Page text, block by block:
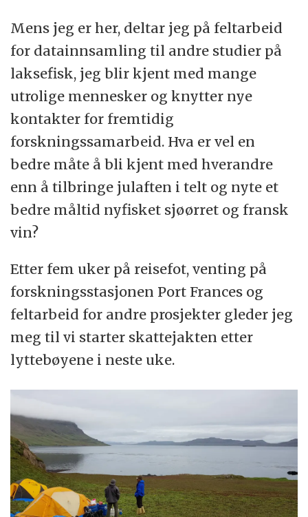
Mens jeg er her, deltar jeg på feltarbeid
for datainnsamling til andre studier på
laksefisk, jeg blir kjent med mange
utrolige mennesker og knytter nye
kontakter for fremtidig
forskningssamarbeid. Hva er vel en
bedre måte å bli kjent med hverandre
enn å tilbringe julaften i telt og nyte et
bedre måltid nyfisket sjøørret og fransk
vin?
Etter fem uker på reisefot, venting på
forskningsstasjonen Port Frances og
feltarbeid for andre prosjekter gleder jeg
meg til vi starter skattejakten etter
lyttebøyene i neste uke.